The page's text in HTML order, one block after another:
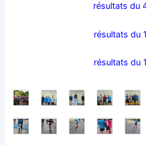
résultats du
résultats du
résultats du